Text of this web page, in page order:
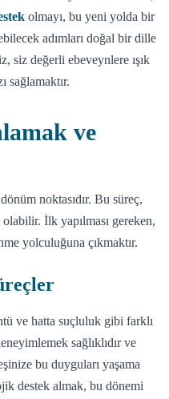
olmayı, bu yeni yolda bir
adımları doğal bir dille
siz değerli ebeveynlere ışık
sağlamaktır.
ve
noktasıdır. Bu süreç,
İlk yapılması gereken,
yolculuğuna çıkmaktır.
ve hatta suçluluk gibi farklı
sağlıklıdır ve
bu duyguları yaşama
destek almak, bu dönemi